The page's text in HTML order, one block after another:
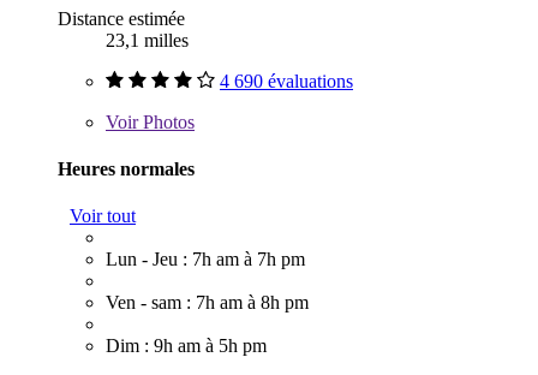
Distance estimée
23,1 milles
4 690 évaluations
VoirPhotos
Heures normales
Voir tout
Lun - Jeu : 7h am à 7h pm
Ven - sam : 7h am à 8h pm
Dim : 9h am à 5h pm